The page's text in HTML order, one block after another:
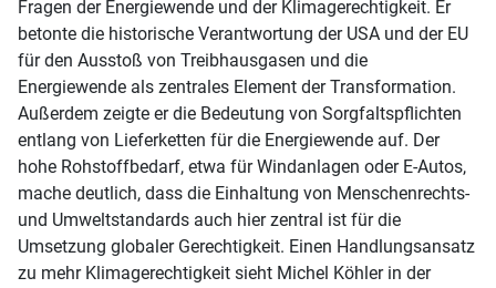
Fragen der Energiewende und der Klimagerechtigkeit. Er
betonte die historische Verantwortung der USA und der EU
für den Ausstoß von Treibhausgasen und die
Energiewende als zentrales Element der Transformation.
Außerdem zeigte er die Bedeutung von Sorgfaltspflichten
entlang von Lieferketten für die Energiewende auf. Der
hohe Rohstoffbedarf, etwa für Windanlagen oder E-Autos,
mache deutlich, dass die Einhaltung von Menschenrechts-
und Umweltstandards auch hier zentral ist für die
Umsetzung globaler Gerechtigkeit. Einen Handlungsansatz
zu mehr Klimagerechtigkeit sieht Michel Köhler in der